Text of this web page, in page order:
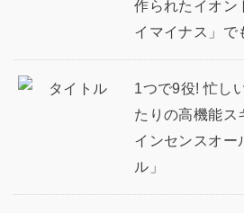
作られたイオン
イマイナス」で
1つで9役! 忙し
たりの高機能ス
インセンスオー
ル」